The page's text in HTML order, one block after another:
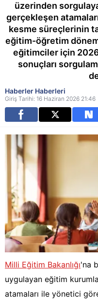
üzerinden
gerçekleşen
kesme süreçlerinin
eğitim-öğretim
eğitimciler için
sonuçları
Haberler Haberleri
Giriş Tarihi: 16 Haziran 2026 21:46
Milli Eğitim Bakanlığı'na
uygulayan eğitim
atamaları ile yönetici